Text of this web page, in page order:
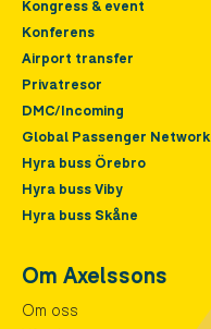
Kongress & event
Konferens
Airport transfer
Privatresor
DMC/Incoming
Global Passenger Network
Hyra buss Örebro
Hyra buss Viby
Hyra buss Skåne
Om Axelssons
Om oss